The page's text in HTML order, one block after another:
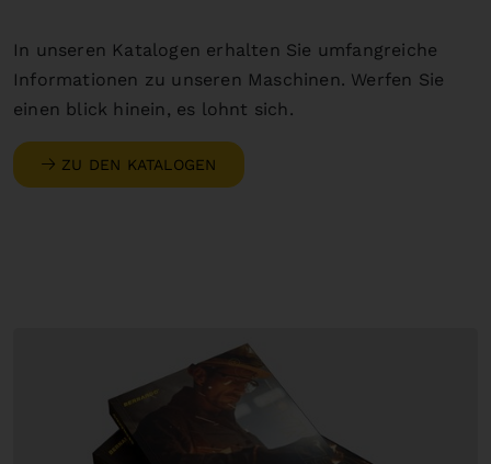
In unseren Katalogen erhalten Sie umfangreiche
Informationen zu unseren Maschinen. Werfen Sie
einen blick hinein, es lohnt sich.
ZU DEN KATALOGEN